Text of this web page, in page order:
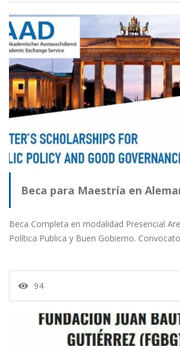
Beca para Maestría en
Beca Completa en modalidad Presencial
Política Publica y Buen Gobierno.
94